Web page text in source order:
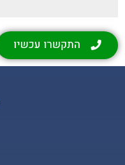
התקשרו עכשיו